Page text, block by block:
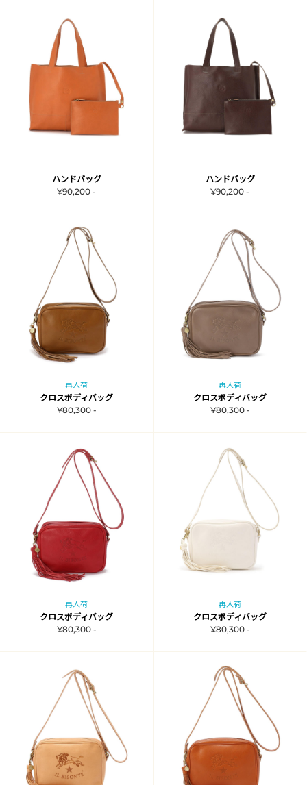
ハンドバッグ
¥90,200 -
ハンドバッグ
¥90,200 -
再入荷
クロスボディバッグ
¥80,300 -
再入荷
クロスボディバッグ
¥80,300 -
再入荷
クロスボディバッグ
¥80,300 -
再入荷
クロスボディバッグ
¥80,300 -